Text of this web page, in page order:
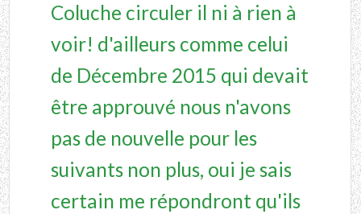
Coluche circuler il ni à rien à
voir! d'ailleurs comme celui
de Décembre 2015 qui devait
être approuvé nous n'avons
pas de nouvelle pour les
suivants non plus, oui je sais
certain me répondront qu'ils